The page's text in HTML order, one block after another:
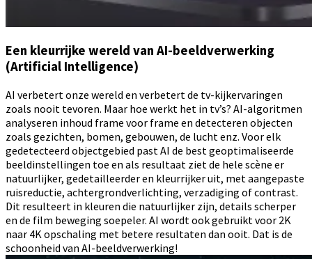
Een kleurrijke wereld van AI-beeldverwerking
(Artificial Intelligence)
AI verbetert onze wereld en verbetert de tv-kijkervaringen
zoals nooit tevoren. Maar hoe werkt het in tv’s? AI-algoritmen
analyseren inhoud frame voor frame en detecteren objecten
zoals gezichten, bomen, gebouwen, de lucht enz. Voor elk
gedetecteerd objectgebied past AI de best geoptimaliseerde
beeldinstellingen toe en als resultaat ziet de hele scène er
natuurlijker, gedetailleerder en kleurrijker uit, met aangepaste
ruisreductie, achtergrondverlichting, verzadiging of contrast.
Dit resulteert in kleuren die natuurlijker zijn, details scherper
en de film beweging soepeler. AI wordt ook gebruikt voor 2K
naar 4K opschaling met betere resultaten dan ooit. Dat is de
schoonheid van AI-beeldverwerking!